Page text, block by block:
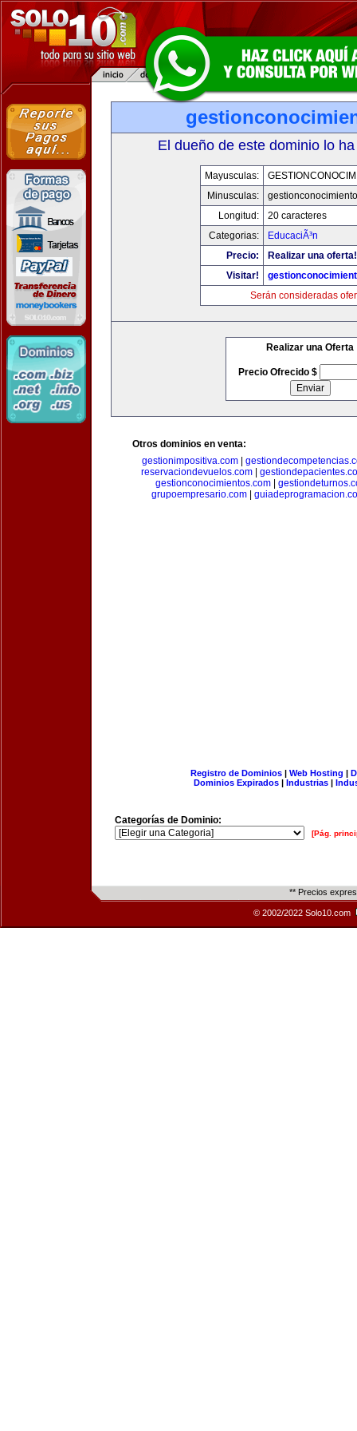
El dueño de este dominio lo
Mayusculas:
Minusculas:
Longitud:
20 caracteres
Categorias:
EducaciÃ³n
Precio:
Realizar una oferta!
Visitar!
Serán consideradas
Realizar una Oferta
Precio Ofrecido $
Otros dominios en venta:
gestionimpositiva.com
reservaciondevuelos.com
gestionconocimientos.com
grupoempresario.com|
Registro de Dominios| Web Hosting |
Dominios Expirados | Industrias |
Categorías de Dominio:
[Pág.
** Precios
© 2002/2022 Solo10.com